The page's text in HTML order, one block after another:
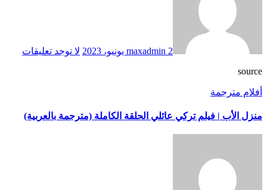
maxadmin 2 يونيو، 2023
لا توجد تعليقات
source
أفلام مترجمة
منزل الأب | فيلم تركي عائلي الحلقة الكاملة (مترجمة بالعربية)